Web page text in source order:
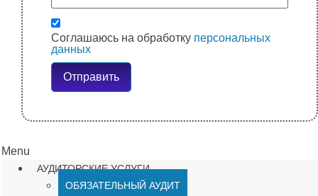
Соглашаюсь на обработку персональных
данных
Отправить
Menu
АУДИТОРСКИЕ УСЛУГИ
ОБЯЗАТЕЛЬНЫЙ АУДИТ